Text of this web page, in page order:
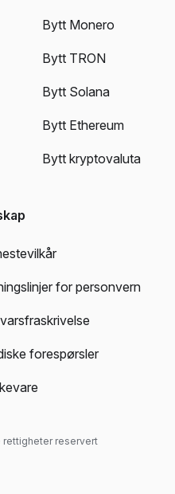
Bytt Monero
Bytt TRON
Bytt Solana
Bytt Ethereum
Bytt kryptovaluta
for personvern
forespørsler
rettigheter reservert